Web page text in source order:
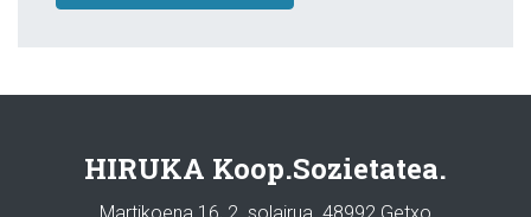
HIRUKA Koop.Sozietatea.